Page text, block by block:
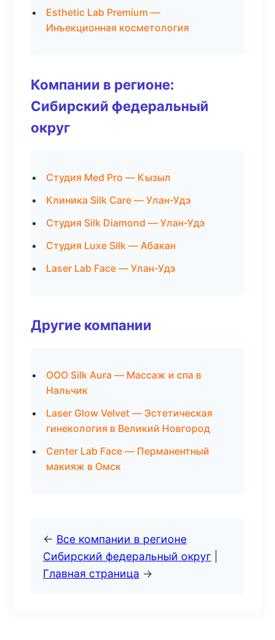
Esthetic Lab Premium —
Инъекционная косметология
Компании в регионе:
Сибирский федеральный
округ
Студия Med Pro — Кызыл
Клиника Silk Care — Улан-Удэ
Студия Silk Diamond — Улан-Удэ
Студия Luxe Silk — Абакан
Laser Lab Face — Улан-Удэ
Другие компании
ООО Silk Aura — Массаж и спа в
Нальчик
Laser Glow Velvet — Эстетическая
гинекология в Великий Новгород
Center Lab Face — Перманентный
макияж в Омск
← Все компании в регионе
Сибирский федеральный округ
Главная страница →